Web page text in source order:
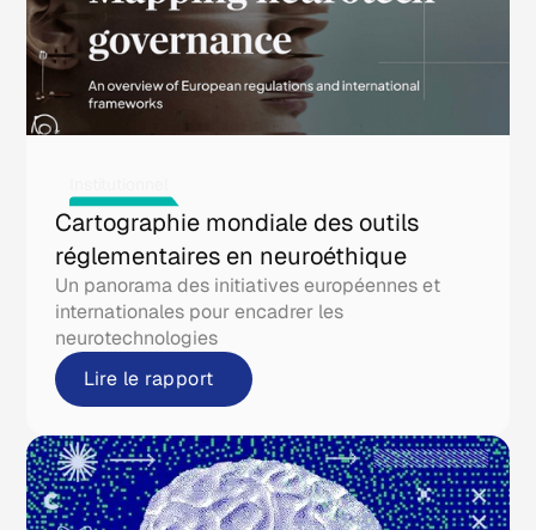
Cartographie mondiale des outils
réglementaires en neuroéthique
Un panorama des initiatives européennes et
internationales pour encadrer les
neurotechnologies
Lire le rapport